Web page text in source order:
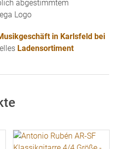
abgestimmtem
Logo
in Karlsfeld bei
Ladensortiment